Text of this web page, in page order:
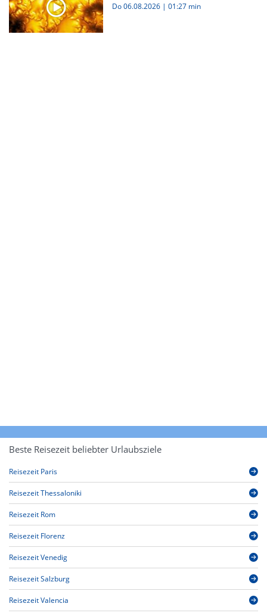
Do 06.08.2026 | 01:27 min
Beste Reisezeit beliebter Urlaubsziele
Reisezeit Paris
Reisezeit Thessaloniki
Reisezeit Rom
Reisezeit Florenz
Reisezeit Venedig
Reisezeit Salzburg
Reisezeit Valencia